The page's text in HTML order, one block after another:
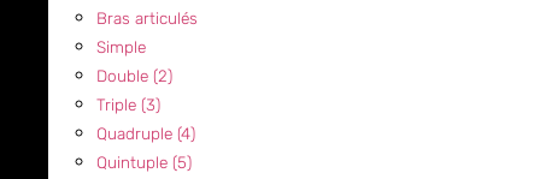
Bras articulés
Simple
Double (2)
Triple (3)
Quadruple (4)
Quintuple (5)